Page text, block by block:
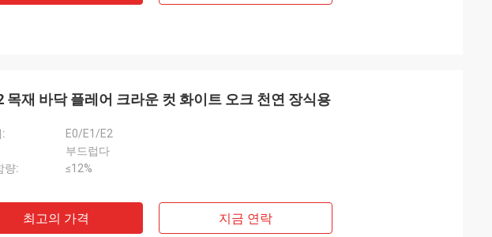
목재 바닥 플레어 크라운 컷 화이트 오크 천연 장식용
E0/E1/E2
부드럽다
량:
≤12%
최고의 가격 지금 연락